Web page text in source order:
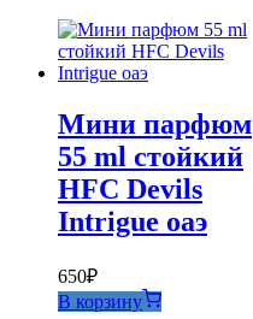
Мини парфюм
55 ml стойкий
HFC Devils
Intrigue оаэ
650₽
В корзину